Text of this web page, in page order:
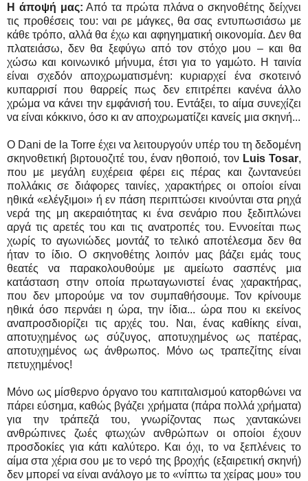
Η άποψή μας: Από τα πρώτα πλάνα ο σκηνοθέτης δείχνει
τις προθέσεις του: ναι ρε μάγκες, θα σας εντυπωσιάσω με
κάθε τρόπο, αλλά θα έχω και αφηγηματική οικονομία. Δεν θα
πλατειάσω, δεν θα ξεφύγω από τον στόχο μου – και θα
χώσω και κοινωνικό μήνυμα, έτσι για το γαμώτο. Η ταινία
είναι σχεδόν αποχρωματισμένη: κυριαρχεί ένα σκοτεινό
κυπαρρισί που θαρρείς πως δεν επιτρέπει κανένα άλλο
χρώμα να κάνει την εμφάνισή του. Εντάξει, το αίμα συνεχίζει
να είναι κόκκινο, όσο κι αν αποχρωματίζει κανείς μια σκηνή...
Ο Dani de la Torre έχει να λειτουργούν υπέρ του τη δεδομένη
σκηνοθετική βιρτουοζιτέ του, έναν ηθοποιό, τον Luis Tosar,
που με μεγάλη ευχέρεια φέρει εις πέρας και ζωντανεύει
πολλάκις σε διάφορες ταινίες, χαρακτήρες οι οποίοι είναι
ηθικά «ελέγξιμοι» ή εν πάση περιπτώσει κινούνται στα ρηχά
νερά της μη ακεραιότητας κι ένα σενάριο που ξεδιπλώνει
αργά τις αρετές του και τις ανατροπές του. Εννοείται πως
χωρίς το αγωνιώδες μοντάζ το τελικό αποτέλεσμα δεν θα
ήταν το ίδιο. Ο σκηνοθέτης λοιπόν μας βάζει εμάς τους
θεατές να παρακολουθούμε με αμείωτο σασπένς μια
κατάσταση στην οποία πρωταγωνιστεί ένας χαρακτήρας,
που δεν μπορούμε να τον συμπαθήσουμε. Τον κρίνουμε
ηθικά όσο περνάει η ώρα, την ίδια... ώρα που κι εκείνος
αναπροσδιορίζει τις αρχές του. Ναι, ένας καθίκης είναι,
αποτυχημένος ως σύζυγος, αποτυχημένος ως πατέρας,
αποτυχημένος ως άνθρωπος. Μόνο ως τραπεζίτης είναι
πετυχημένος!
Μόνο ως μίσθερνο όργανο του καπιταλισμού κατορθώνει να
πάρει εύσημα, καθώς βγάζει χρήματα (πάρα πολλά χρήματα)
για την τράπεζά του, γνωρίζοντας πως χαντακώνει
ανθρώπινες ζωές φτωχών ανθρώπων οι οποίοι έχουν
προσδοκίες για κάτι καλύτερο. Και όχι, το να ξεπλένεις το
αίμα στα χέρια σου με το νερό της βροχής (εξαιρετική σκηνή)
δεν μπορεί να είναι ανάλογο με το «νίπτω τα χείρας μου» του